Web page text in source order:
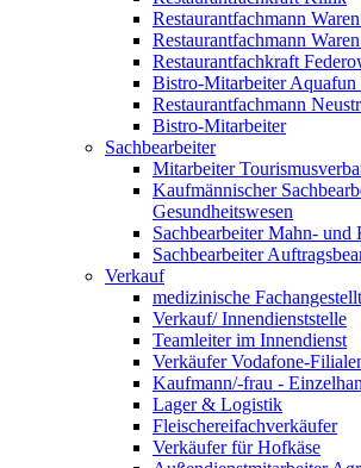
Restaurantfachmann
Restaurantfachmann
Restaurantfachkraft
Bistro-Mitarbeiter Aquafun
Restaurantfachmann
Bistro-Mitarbeiter
Sachbearbeiter
Mitarbeiter
Kaufmännischer
Gesundheitswesen
Sachbearbeiter Mahn- und
Sachbearbeiter
Verkauf
medizinische
Verkauf/ Innendienststelle
Teamleiter im Innendienst
Verkäufer Vodafone-
Kaufmann/-frau -
Lager & Logistik
Fleischereifachverkäufer
Verkäufer für Hofkäse